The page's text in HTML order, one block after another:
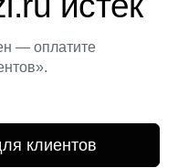
— оплатите
клиентов